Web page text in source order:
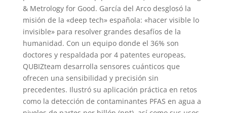
& Metrology for Good. García del Arco desglosó la
misión de la «deep tech» española: «hacer visible lo
invisible» para resolver grandes desafíos de la
humanidad. Con un equipo donde el 36% son
doctores y respaldada por 4 patentes europeas,
QUBIZteam desarrolla sensores cuánticos que
ofrecen una sensibilidad y precisión sin
precedentes. Ilustró su aplicación práctica en retos
como la detección de contaminantes PFAS en agua a